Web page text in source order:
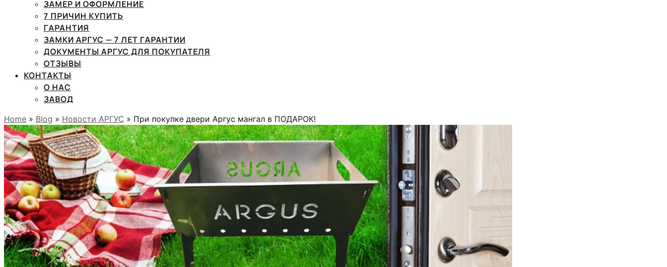
ЗАМЕР И ОФОРМЛЕНИЕ
7 ПРИЧИН КУПИТЬ
ГАРАНТИЯ
ЗАМКИ АРГУС — 7 ЛЕТ ГАРАНТИИ
ДОКУМЕНТЫ АРГУС ДЛЯ ПОКУПАТЕЛЯ
ОТЗЫВЫ
КОНТАКТЫ
О НАС
ЗАВОД
Home » Blog » Новости АРГУС » При покупке двери Аргус мангал в ПОДАРОК!